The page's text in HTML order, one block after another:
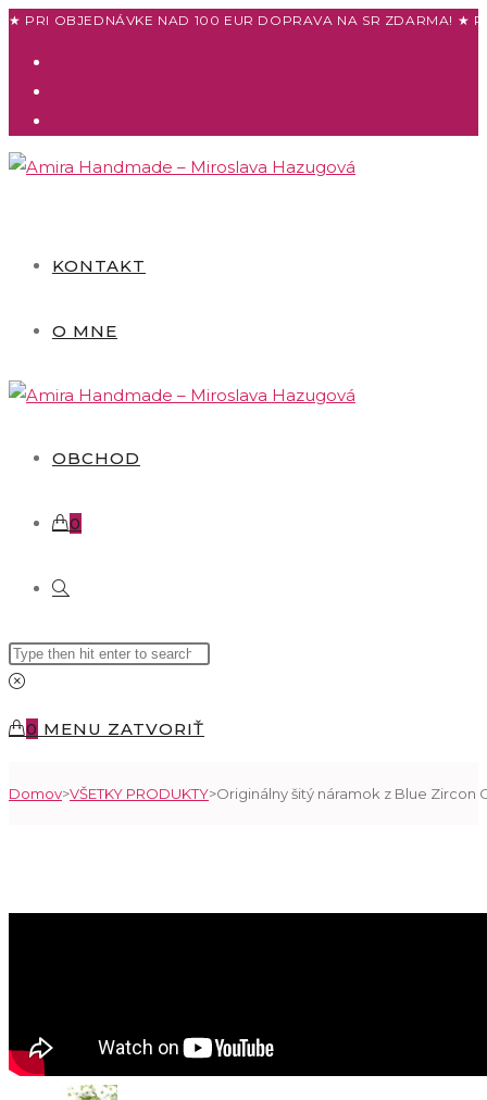
Skip
★ PRI OBJEDNÁVKE NAD 100 EUR DOPRAVA NA SR ZDARMA! ★
KONTAKT
O MNE
OBCHOD
0
TOGGLE
WEBSITE
Search
this
0 MENU ZATVORIŤ
Domov>VŠETKY PRODUKTY>Originálny šitý náramok z Blue Zircon